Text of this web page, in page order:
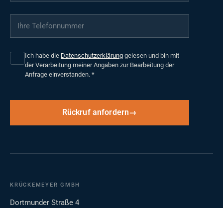
Ihre Telefonnummer
Ich habe die Datenschutzerklärung gelesen und bin mit
der Verarbeitung meiner Angaben zur Bearbeitung der
Anfrage einverstanden. *
Rückruf anfordern
KRÜCKEMEYER GMBH
Dortmunder Straße 4